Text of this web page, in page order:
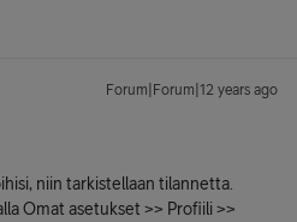
Forum|Forum|12 years ago
niin tarkistellaan tilannetta.
Omat asetukset >> Profiili >>